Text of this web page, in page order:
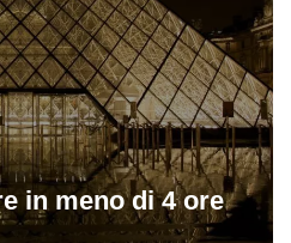
in meno di 4 ore